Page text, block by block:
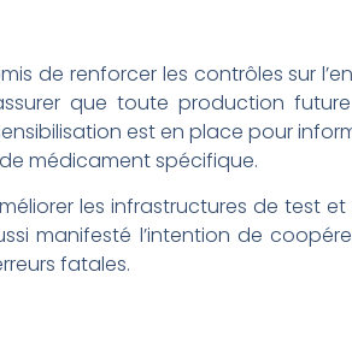
de renforcer les contrôles sur
que toute production
est en place pour
médicament spécifique.
les infrastructures de test
manifesté l’intention de
fatales.